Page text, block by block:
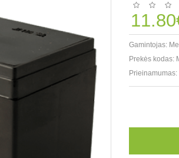
Gamintojas:
Prekės kodas:
Prieinamumas: